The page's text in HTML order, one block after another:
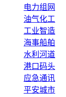
电力组网
油气化工
工业智造
海事船舶
水利河道
港口码头
应急通讯
平安城市